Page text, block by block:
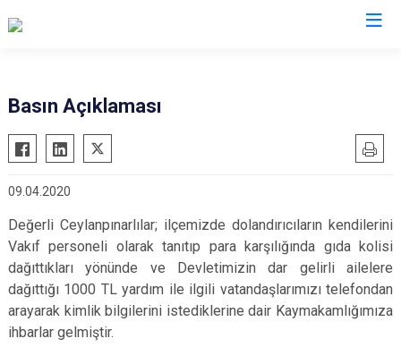
Akçakale
Birecik
Bozova
Ceylanpınar
Halfeti
Harran
Hilvan
Haliliye
Eyyübiye
Karaköprü
Basın Açıklaması
09.04.2020
Değerli Ceylanpınarlılar; ilçemizde dolandırıcıların kendilerini
Vakıf personeli olarak tanıtıp para karşılığında gıda kolisi
dağıttıkları yönünde ve Devletimizin dar gelirli ailelere
dağıttığı 1000 TL yardım ile ilgili vatandaşlarımızı telefondan
arayarak kimlik bilgilerini istediklerine dair Kaymakamlığımıza
ihbarlar gelmiştir.